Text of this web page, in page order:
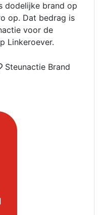
dodelijke brand op
op. Dat bedrag is
voor de
Linkeroever.
Steunactie Brand